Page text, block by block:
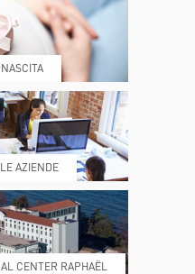
MY POLI
REPARTI
MAGAZINE
AZIENDE
CENTER RAPHAËL